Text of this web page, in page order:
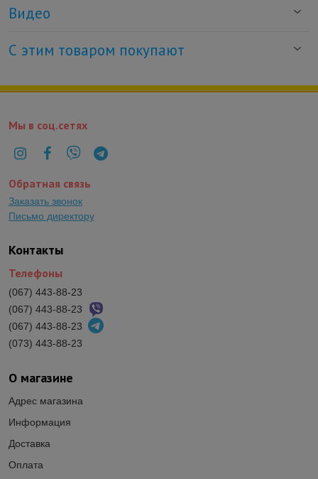
Видео
С этим товаром покупают
О магазине
Адрес магазина
Информация
Доставка
Оплата
Контакты
Телефоны
(067) 443-88-23
(067) 443-88-23
(067) 443-88-23
(073) 443-88-23
Мы в соц.сетях
Обратная связь
Заказать звонок
Письмо директору